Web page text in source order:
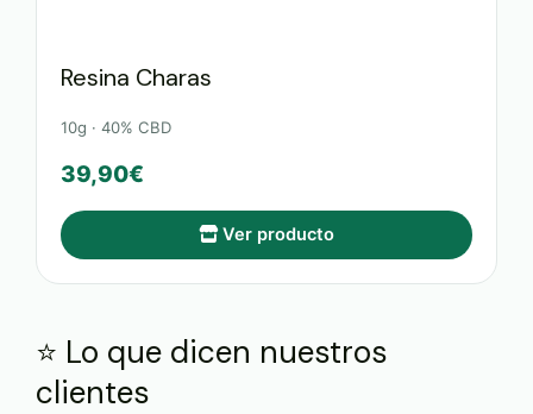
Resina Charas
10g · 40% CBD
39,90€
Ver producto
⭐ Lo que dicen nuestros
clientes